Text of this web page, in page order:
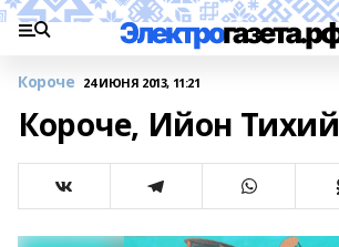
Короче 24 ИЮНЯ 2013, 11:21
Короче, Ийон Тихий